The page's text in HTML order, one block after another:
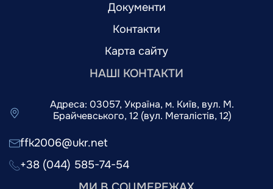
Документи
Контакти
Карта сайту
НАШІ КОНТАКТИ
Адреса: 03057, Україна, м. Київ, вул. М.
Брайчевського, 12 (вул. Металістів, 12)
ffk2006@ukr.net
+38 (044) 585-74-54